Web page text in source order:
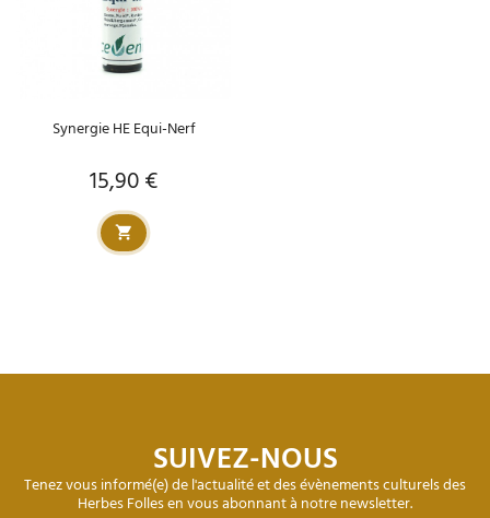
Synergie HE Equi-Nerf
Prix
15,90 €
SUIVEZ-NOUS
Tenez vous informé(e) de l'actualité et des évènements culturels des
Herbes Folles en vous abonnant à notre newsletter.